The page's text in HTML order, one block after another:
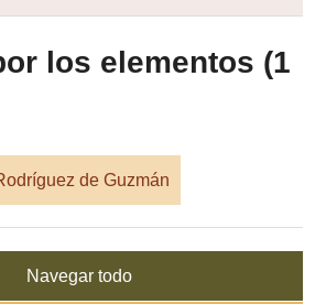
los elementos (1
de Guzmán
Navegar todo